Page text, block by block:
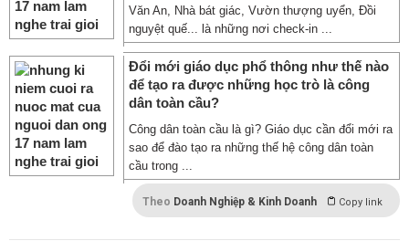
Văn An, Nhà bát giác, Vườn thượng uyển, Đồi
nguyệt quế... là những nơi check-in ...
Đổi mới giáo dục phổ thông như thế nào
để tạo ra được những học trò là công
dân toàn cầu?
Công dân toàn cầu là gì? Giáo dục cần đổi mới ra
sao để đào tạo ra những thế hệ công dân toàn
cầu trong ...
Theo Doanh Nghiệp & Kinh Doanh Copy link